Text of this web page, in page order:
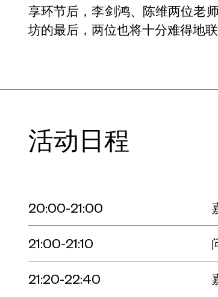
享环节后，李剑鸿、陈维两位老
坊的最后，两位也将十分难得地
活动日程
20:00-21:00
21:00-21:10
21:20-22:40